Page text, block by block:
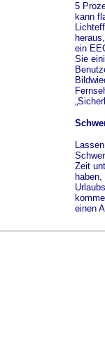
5
kann
ein
Sie
Zeit
einen